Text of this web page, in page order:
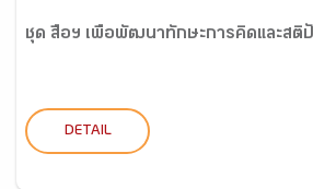
ชุด สื่อฯ เพื่อพัฒนาทักษะการคิดและสติ
DETAIL